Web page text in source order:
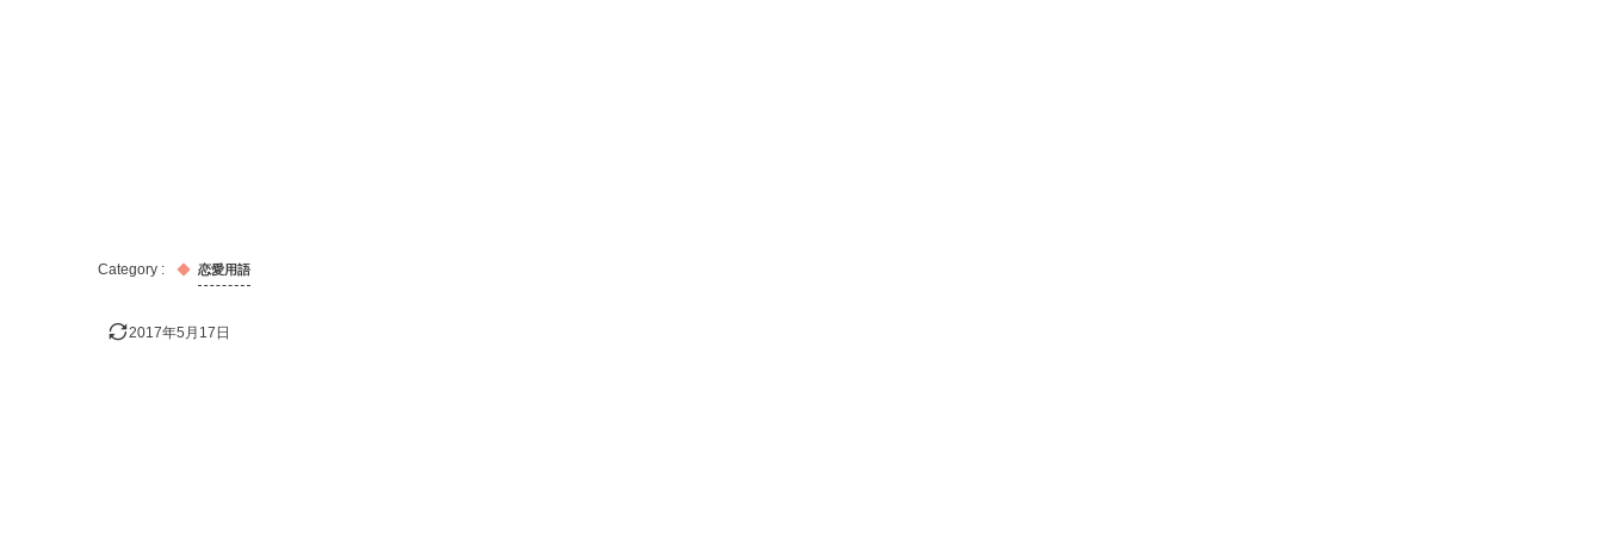
恋愛用語
2017年5月17日